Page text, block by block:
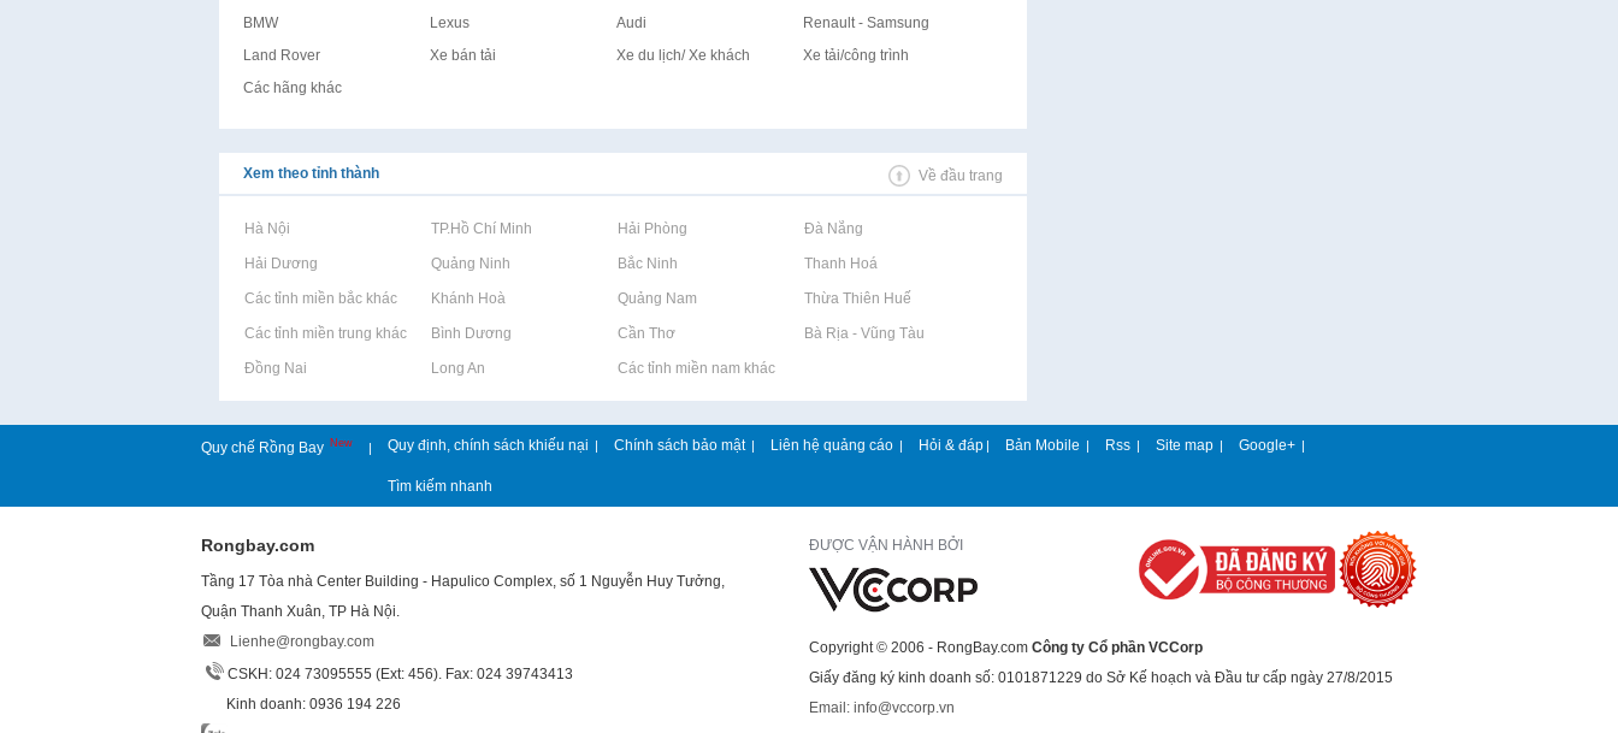
BMW
Lexus Audi
Renault - Samsung
Land Rover
Xe bán tải Xe du lịch/ Xe khách
Xe tải/công trình
Các hãng khác
Xem theo tỉnh thành Về đầu trang
Rao vặt tại Hà Nội Rao vặt tại TP.Hồ Chí Minh Rao vặt tại Hải Phòng Rao vặt tại Đà Nẵng
Rao vặt tại Hải Dương Rao vặt tại Quảng Ninh Rao vặt tại Bắc Ninh Rao vặt tại Thanh Hoá
Rao vặt tại Các tỉnh miền bắc khácRao vặt tại Khánh Hoà Rao vặt tại Quảng Nam Rao vặt tại Thừa Thiên Huế
Rao vặt tại Các tỉnh miền trung khácRao vặt tại Bình Dương Rao vặt tại Cần Thơ Rao vặt tại Bà Rịa - Vũng Tàu
Rao vặt tại Đồng Nai Rao vặt tại Long An Rao vặt tại Các tỉnh miền nam khác
Quy chế Rồng Bay New | Quy định, chính sách khiếu nại | Chính sách bảo mật | Liên hệ quảng cáo | Hỏi & đáp | Bản Mobile | Rss | Site map | Google+ |
Tìm kiếm nhanh
Rongbay.com
Tầng 17 Tòa nhà Center Building - Hapulico Complex, số 1 Nguyễn Huy Tưởng,
Quận Thanh Xuân, TP Hà Nội.
Lienhe@rongbay.com
CSKH: 024 73095555 (Ext: 456). Fax: 024 39743413
Kinh doanh: 0936 194 226
ĐƯỢC VẬN HÀNH BỞI
Copyright © 2006 - RongBay.com Công ty Cổ phần VCCorp
Giấy đăng ký kinh doanh số: 0101871229 do Sở Kế hoạch và Đầu tư cấp ngày 27/8/2015
Email: info@vccorp.vn